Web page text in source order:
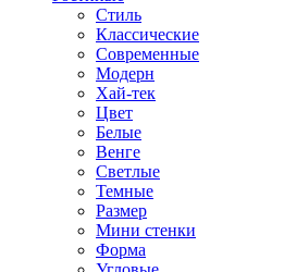
Стиль
Классические
Современные
Модерн
Хай-тек
Цвет
Белые
Венге
Светлые
Темные
Размер
Мини стенки
Форма